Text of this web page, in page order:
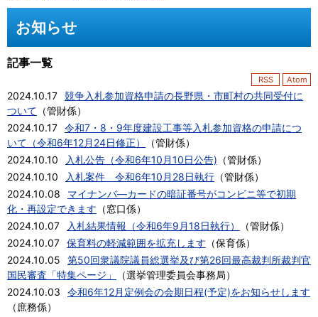
お知らせ
記事一覧
RSS Atom
2024.10.17 競争入札参加資格申請の長野県・市町村の共同受付に
ついて （管財係）
2024.10.17 令和7・8・9年度建設工事等入札参加資格の申請につ
いて（令和6年12月24日修正）
（管財係）
2024.10.10
入札公告（令和6年10月10日公告) （管財係）
2024.10.10
入札案件 令和6年10月28日執行 （管財係）
2024.10.08
マイナンバ―カードの暗証番号がコンビニ等で初期
化・再設定できます （窓口係）
2024.10.07
入札結果情報（令和6年9月18日執行） （管財係）
2024.10.07 保育料の軽減範囲を拡充します （保育係）
2024.10.05
第50回衆議院議員総選挙及び第26回最高裁判所裁判官
国民審査「特集ページ」
（選挙管理委員会事務局）
2024.10.03
令和6年12月定例会の会期日程(予定)をお知らせします
（ 庶務係）